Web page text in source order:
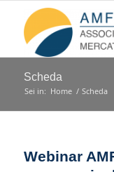
Scheda
Sei in: Home / Scheda
Webinar